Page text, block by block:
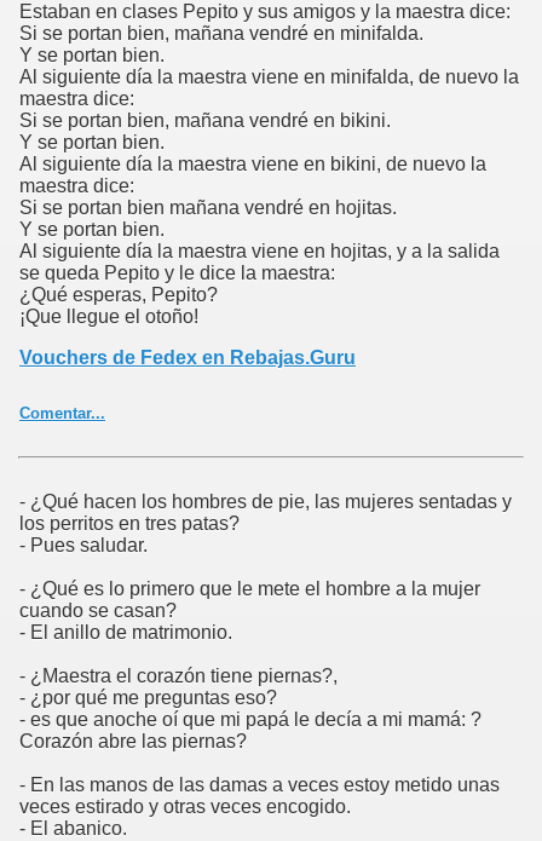
Estaban en clases Pepito y sus amigos y la maestra dice:
Si se portan bien, mañana vendré en minifalda.
Y se portan bien.
Al siguiente día la maestra viene en minifalda, de nuevo la
maestra dice:
Si se portan bien, mañana vendré en bikini.
Y se portan bien.
Al siguiente día la maestra viene en bikini, de nuevo la
maestra dice:
Si se portan bien mañana vendré en hojitas.
Y se portan bien.
Al siguiente día la maestra viene en hojitas, y a la salida
se queda Pepito y le dice la maestra:
¿Qué esperas, Pepito?
¡Que llegue el otoño!
Vouchers de Fedex en Rebajas.Guru
Comentar...
- ¿Qué hacen los hombres de pie, las mujeres sentadas y
los perritos en tres patas?
- Pues saludar.
- ¿Qué es lo primero que le mete el hombre a la mujer
cuando se casan?
- El anillo de matrimonio.
- ¿Maestra el corazón tiene piernas?,
- ¿por qué me preguntas eso?
- es que anoche oí que mi papá le decía a mi mamá: ?
Corazón abre las piernas?
- En las manos de las damas a veces estoy metido unas
veces estirado y otras veces encogido.
- El abanico.